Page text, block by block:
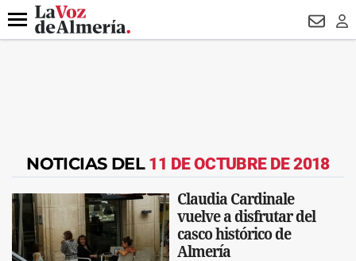
DESTACADO
Menú
NOTICIAS DEL 11 DE OCTUBRE DE 2018
Claudia Cardinale
vuelve a disfrutar del
casco histórico de
Almería